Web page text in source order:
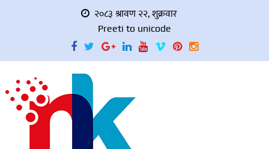
२०८३ श्रावण २२, शुक्रवार
Preeti to unicode